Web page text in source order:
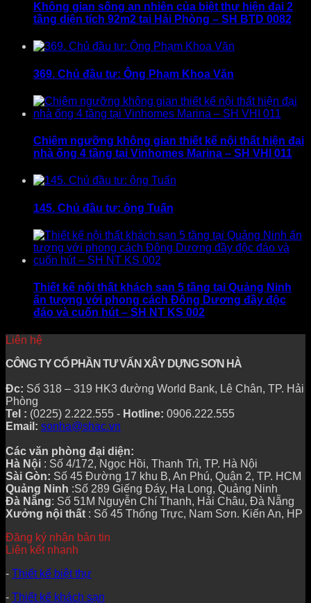
Không gian sống an nhiên của biệt thự hiện đại 2
tầng diện tích 92m2 tại Hải Phòng – SH BTD 0082
369. Chủ đầu tư: Ông Phạm Khoa Văn
Chiêm ngưỡng không gian thiết kế nội thất hiện đại
nhà ống 4 tầng tại Vinhomes Marina – SH VHI 011
145. Chủ đầu tư: ông Tuấn
Thiết kế nội thất khách sạn 5 tầng tại Quảng Ninh
ấn tượng với phong cách Đông Dương đầy độc
đáo và cuốn hút – SH NT KS 002
Liên hệ
CÔNG TY CỔ PHẦN TƯ VẤN XÂY DỰNG SƠN HÀ
Đc: Số 318 – 319 HK3 đường World Bank, Lê Chân, TP. Hải
Phòng
Tel : (0225) 2.222.555 - Hotline: 0906.222.555
Email: sonha@shac.vn
Các văn phòng đại diện:
Hà Nội : Số 4/172, Ngọc Hồi, Thanh Trì, TP. Hà Nội
Sài Gòn: Số 45 Đường 17 khu B, An Phú, Quận 2, TP. HCM
Quảng Ninh :Số 289 Giếng Đáy, Hạ Long, Quảng Ninh
Đà Nẵng: Số 51M Nguyễn Chí Thanh, Hải Châu, Đà Nẵng
Xưởng nội thất : Số 45 Thống Trực, Nam Sơn. Kiến An, HP
Đăng ký nhận bản tin
Liên kết nhanh
- Thiết kế biệt thự
- Thiết kế khách sạn